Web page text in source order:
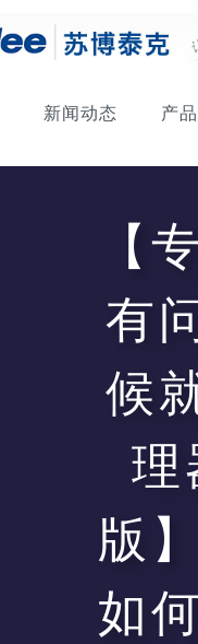
新闻动态 产品
【
有
候
版
如